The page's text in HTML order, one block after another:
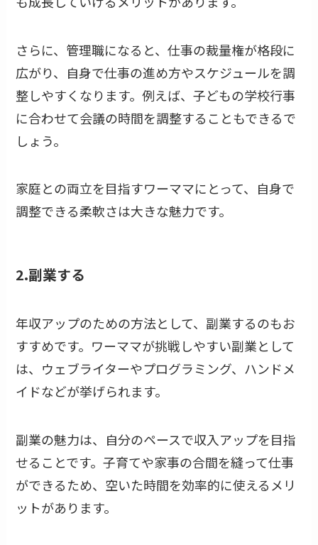
さらに、管理職になると、仕事の裁量権が格段に
広がり、自身で仕事の進め方やスケジュールを調
整しやすくなります。例えば、子どもの学校行事
に合わせて会議の時間を調整することもできるで
しょう。
家庭との両立を目指すワーママにとって、自身で
調整できる柔軟さは大きな魅力です。
2.副業する
年収アップのための方法として、副業するのもお
すすめです。ワーママが挑戦しやすい副業として
は、ウェブライターやプログラミング、ハンドメ
イドなどが挙げられます。
副業の魅力は、自分のペースで収入アップを目指
せることです。子育てや家事の合間を縫って仕事
ができるため、空いた時間を効率的に使えるメリ
ットがあります。